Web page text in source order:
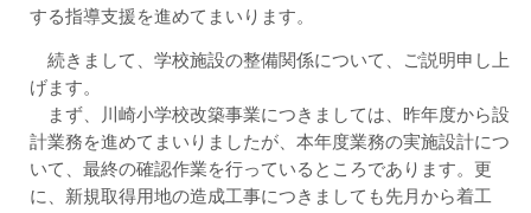
する指導支援を進めてまいります。
続きまして、学校施設の整備関係について、ご説明申し上
げます。
まず、川崎小学校改築事業につきましては、昨年度から設
計業務を進めてまいりましたが、本年度業務の実施設計につ
いて、最終の確認作業を行っているところであります。更
に、新規取得用地の造成工事につきましても先月から着工